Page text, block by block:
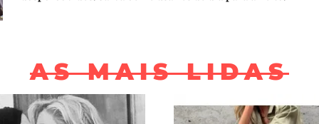
AS MAIS LIDAS